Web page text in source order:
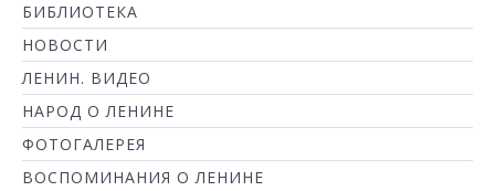
БИБЛИОТЕКА
НОВОСТИ
ЛЕНИН. ВИДЕО
НАРОД О ЛЕНИНЕ
ФОТОГАЛЕРЕЯ
ВОСПОМИНАНИЯ О ЛЕНИНЕ